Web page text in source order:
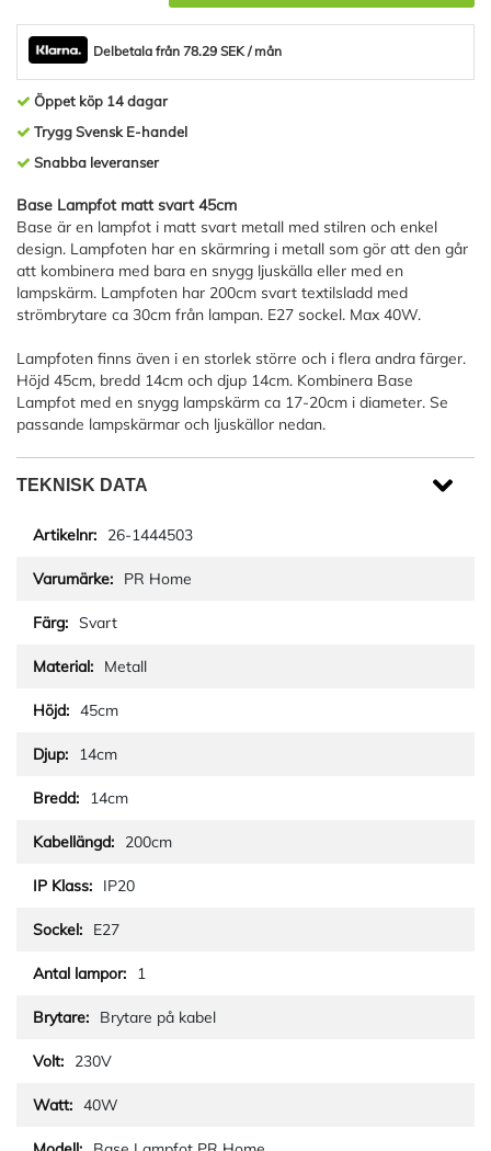
Delbetala från 78.29 SEK / mån
Öppet köp 14 dagar
Trygg Svensk E-handel
Snabba leveranser
Base Lampfot matt svart 45cm
Base är en lampfot i matt svart metall med stilren och enkel
design. Lampfoten har en skärmring i metall som gör att den går
att kombinera med bara en snygg ljuskälla eller med en
lampskärm. Lampfoten har 200cm svart textilsladd med
strömbrytare ca 30cm från lampan. E27 sockel. Max 40W.
Lampfoten finns även i en storlek större och i flera andra färger.
Höjd 45cm, bredd 14cm och djup 14cm. Kombinera Base
Lampfot med en snygg lampskärm ca 17-20cm i diameter. Se
passande lampskärmar och ljuskällor nedan.
TEKNISK DATA
26-1444503
PR Home
Svart
Metall
45cm
14cm
14cm
200cm
IP20
E27
1
Brytare på kabel
230V
40W